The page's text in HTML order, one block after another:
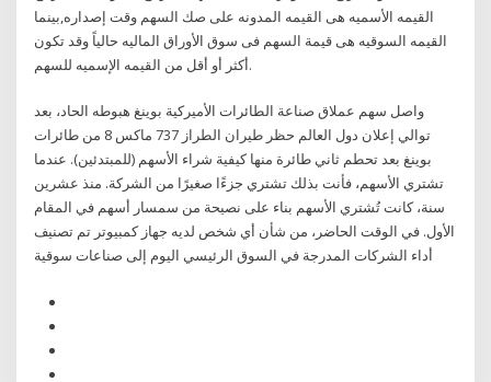
القيمه الأسميه هى القيمه المدونه على صك السهم وقت إصداره,بينما
القيمه السوقيه هى قيمة السهم فى سوق الأوراق الماليه حالياً وقد تكون
أكثر أو أقل من القيمه الإسميه للسهم.
واصل سهم عملاق صناعة الطائرات الأميركية بوينغ هبوطه الحاد، بعد
توالي إعلان دول العالم حظر طيران الطراز 737 ماكس 8 من طائرات
بوينغ بعد تحطم ثاني طائرة منها كيفية شراء الأسهم (للمبتدئين). عندما
تشتري الأسهم، فأنت بذلك تشتري جزءًا صغيرًا من الشركة. منذ عشرين
سنة، كانت تُشتري الأسهم بناء على نصيحة من سمسار أسهم في المقام
الأول. في الوقت الحاضر، من شأن أي شخص لديه جهاز كمبيوتر تم تصنيف
أداء الشركات المدرجة في السوق الرئيسي اليوم إلى صناعات سوقية